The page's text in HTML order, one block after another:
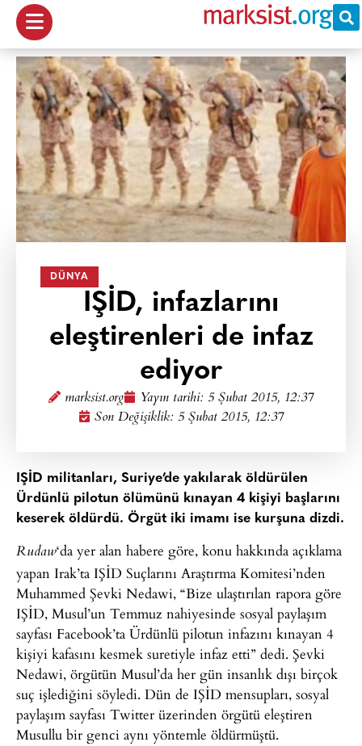
DÜNYA
IŞİD, infazlarını
eleştirenleri de infaz
ediyor
marksist.org Yayın tarihi: 5 Şubat 2015, 12:37
Son Değişiklik: 5 Şubat 2015, 12:37
IŞİD militanları, Suriye’de yakılarak öldürülen
Ürdünlü pilotun ölümünü kınayan 4 kişiyi başlarını
keserek öldürdü. Örgüt iki imamı ise kurşuna dizdi.
Rudaw‘da yer alan habere göre, konu hakkında açıklama
yapan Irak’ta IŞİD Suçlarını Araştırma Komitesi’nden
Muhammed Şevki Nedawi, “Bize ulaştırılan rapora göre
IŞİD, Musul’un Temmuz nahiyesinde sosyal paylaşım
sayfası Facebook’ta Ürdünlü pilotun infazını kınayan 4
kişiyi kafasını kesmek suretiyle infaz etti” dedi. Şevki
Nedawi, örgütün Musul’da her gün insanlık dışı birçok
suç işlediğini söyledi. Dün de IŞİD mensupları, sosyal
paylaşım sayfası Twitter üzerinden örgütü eleştiren
Musullu bir genci aynı yöntemle öldürmüştü.